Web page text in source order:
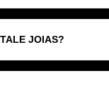
JOIAS?